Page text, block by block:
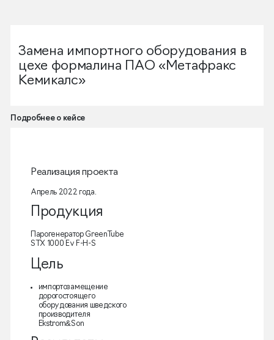
Замена импортного оборудования в
цехе формалина ПАО «Метафракс
Кемикалс»
Подробнее о кейсе
Реализация проекта
Апрель 2022 года.
Продукция
Парогенератор GreenTube
STX 1000 Ev F-H-S
Цель
импортозамещение
дорогостоящего
оборудования шведского
производителя
Ekstrom&Son